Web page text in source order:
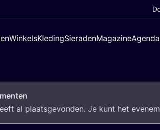
WinkelsKledingSieradenMagazineAgenda
al plaats­ge­von­den. Je kunt het